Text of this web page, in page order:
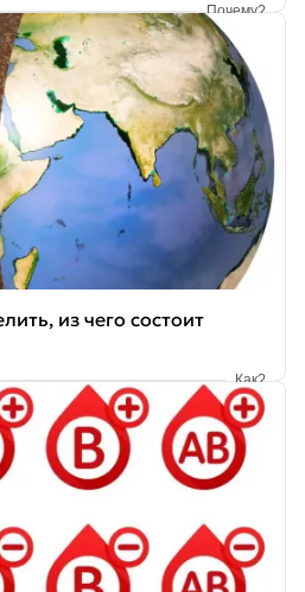
Почему?
из чего состоит
Как?